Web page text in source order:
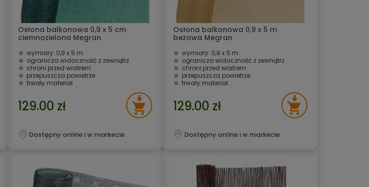
Osłona balkonowa 0,9 x 5 cm
ciemnozielona Megran
wymiary: 0,9 x 5 m
ogranicza widoczność z zewnątrz
chroni przed wiatrem
przepuszcza powietrze
trwały materiał
129.00 zł
Dostępny online i w markecie
Osłona balkonowa 0,9 x 5 m
beżowa Megran
wymiary: 0,9 x 5 m
ogranicza widoczność z zewnątrz
chroni przed wiatrem
przepuszcza powietrze
trwały materiał
129.00 zł
Dostępny online i w markecie